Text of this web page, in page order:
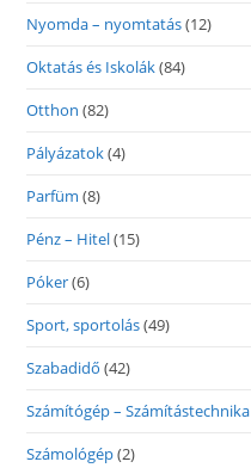
Nyomda – nyomtatás(12)
Oktatás és Iskolák(84)
Otthon (82)
Pályázatok(4)
Parfüm (8)
Pénz – Hitel(15)
Póker(6)
Sport, sportolás(49)
Szabadidő (42)
Számítógép – Számítástechnika
Számológép(2)